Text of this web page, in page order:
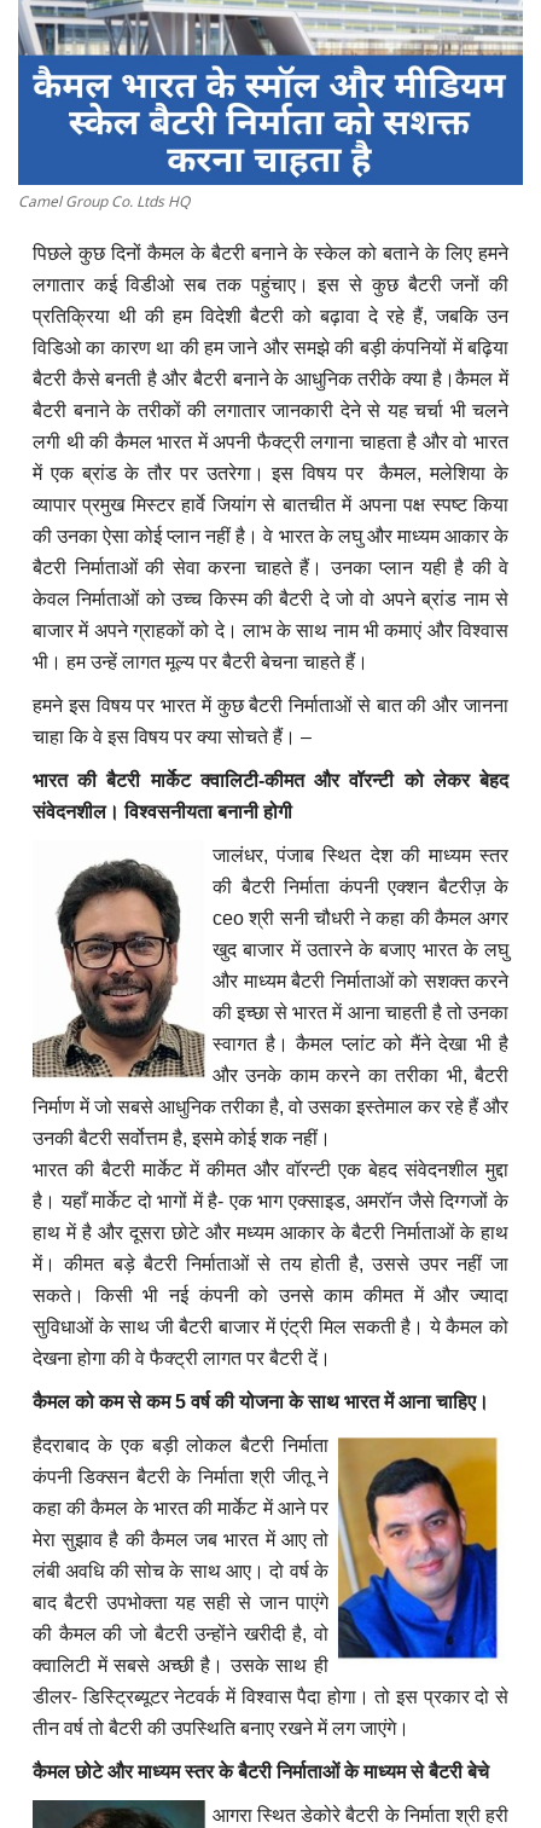
Camel Group Co. Ltds HQ
पिछले कुछ दिनों कैमल के बैटरी बनाने के स्केल को बताने के लिए हमने
लगातार कई विडीओ सब तक पहुंचाए। इस से कुछ बैटरी जनों की
प्रतिक्रिया थी की हम विदेशी बैटरी को बढ़ावा दे रहे हैं, जबकि उन
विडिओ का कारण था की हम जाने और समझे की बड़ी कंपनियों में बढ़िया
बैटरी कैसे बनती है और बैटरी बनाने के आधुनिक तरीके क्या है।कैमल में
बैटरी बनाने के तरीकों की लगातार जानकारी देने से यह चर्चा भी चलने
लगी थी की कैमल भारत में अपनी फैक्ट्री लगाना चाहता है और वो भारत
में एक ब्रांड के तौर पर उतरेगा। इस विषय पर कैमल, मलेशिया के
व्यापार प्रमुख मिस्टर हार्वे जियांग से बातचीत में अपना पक्ष स्पष्ट किया
की उनका ऐसा कोई प्लान नहीं है। वे भारत के लघु और माध्यम आकार के
बैटरी निर्माताओं की सेवा करना चाहते हैं। उनका प्लान यही है की वे
केवल निर्माताओं को उच्च किस्म की बैटरी दे जो वो अपने ब्रांड नाम से
बाजार में अपने ग्राहकों को दे। लाभ के साथ नाम भी कमाएं और विश्वास
भी। हम उन्हें लागत मूल्य पर बैटरी बेचना चाहते हैं।
हमने इस विषय पर भारत में कुछ बैटरी निर्माताओं से बात की और जानना
चाहा कि वे इस विषय पर क्या सोचते हैं। –
भारत की बैटरी मार्केट क्वालिटी-कीमत और वॉरन्टी को लेकर बेहद
संवेदनशील। विश्वसनीयता बनानी होगी
जालंधर, पंजाब स्थित देश की माध्यम स्तर
की बैटरी निर्माता कंपनी एक्शन बैटरीज़ के
ceo श्री सनी चौधरी ने कहा की कैमल अगर
खुद बाजार में उतारने के बजाए भारत के लघु
और माध्यम बैटरी निर्माताओं को सशक्त करने
की इच्छा से भारत में आना चाहती है तो उनका
स्वागत है। कैमल प्लांट को मैंने देखा भी है
और उनके काम करने का तरीका भी, बैटरी
निर्माण में जो सबसे आधुनिक तरीका है, वो उसका इस्तेमाल कर रहे हैं और
उनकी बैटरी सर्वोत्तम है, इसमे कोई शक नहीं।
भारत की बैटरी मार्केट में कीमत और वॉरन्टी एक बेहद संवेदनशील मुद्दा
है। यहाँ मार्केट दो भागों में है- एक भाग एक्साइड, अमरॉन जैसे दिग्गजों के
हाथ में है और दूसरा छोटे और मध्यम आकार के बैटरी निर्माताओं के हाथ
में। कीमत बड़े बैटरी निर्माताओं से तय होती है, उससे उपर नहीं जा
सकते। किसी भी नई कंपनी को उनसे काम कीमत में और ज्यादा
सुविधाओं के साथ जी बैटरी बाजार में एंट्री मिल सकती है। ये कैमल को
देखना होगा की वे फैक्ट्री लागत पर बैटरी दें।
कैमल को कम से कम 5 वर्ष की योजना के साथ भारत में आना चाहिए।
हैदराबाद के एक बड़ी लोकल बैटरी निर्माता
कंपनी डिक्सन बैटरी के निर्माता श्री जीतू ने
कहा की कैमल के भारत की मार्केट में आने पर
मेरा सुझाव है की कैमल जब भारत में आए तो
लंबी अवधि की सोच के साथ आए। दो वर्ष के
बाद बैटरी उपभोक्ता यह सही से जान पाएंगे
की कैमल की जो बैटरी उन्होंने खरीदी है, वो
क्वालिटी में सबसे अच्छी है। उसके साथ ही
डीलर- डिस्ट्रिब्यूटर नेटवर्क में विश्वास पैदा होगा। तो इस प्रकार दो से
तीन वर्ष तो बैटरी की उपस्थिति बनाए रखने में लग जाएंगे।
कैमल छोटे और माध्यम स्तर के बैटरी निर्माताओं के माध्यम से बैटरी बेचे
आगरा स्थित डेकोरे बैटरी के निर्माता श्री हरी